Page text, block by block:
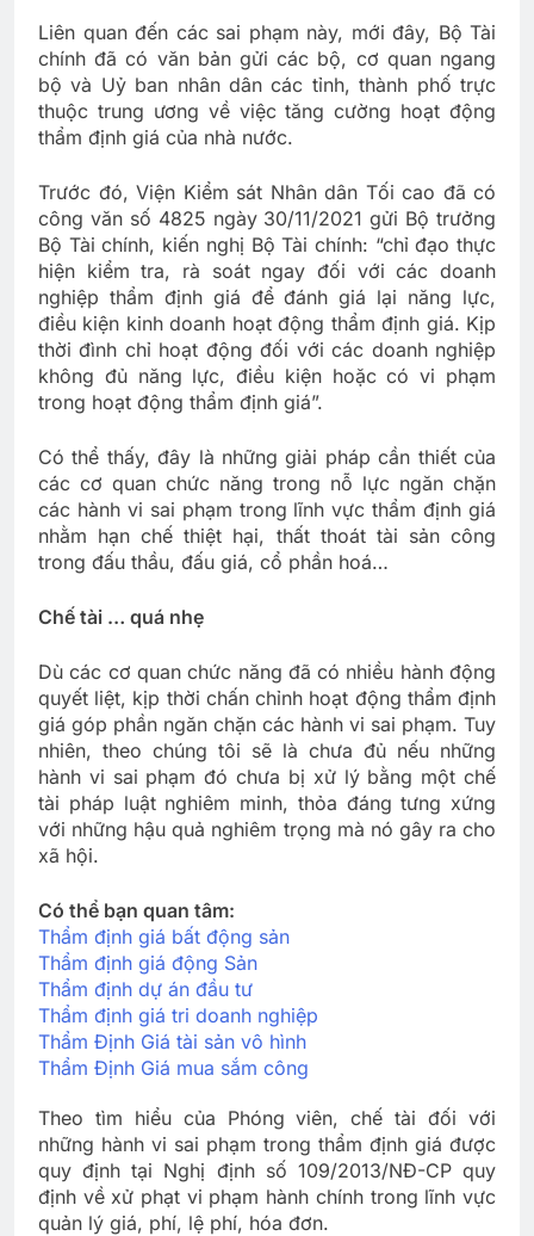
Liên quan đến các sai phạm này, mới đây, Bộ Tài
chính đã có văn bản gửi các bộ, cơ quan ngang
bộ và Uỷ ban nhân dân các tỉnh, thành phố trực
thuộc trung ương về việc tăng cường hoạt động
thẩm định giá của nhà nước.
Trước đó, Viện Kiểm sát Nhân dân Tối cao đã có
công văn số 4825 ngày 30/11/2021 gửi Bộ trưởng
Bộ Tài chính, kiến nghị Bộ Tài chính: “chỉ đạo thực
hiện kiểm tra, rà soát ngay đối với các doanh
nghiệp thẩm định giá để đánh giá lại năng lực,
điều kiện kinh doanh hoạt động thẩm định giá. Kịp
thời đình chỉ hoạt động đối với các doanh nghiệp
không đủ năng lực, điều kiện hoặc có vi phạm
trong hoạt động thẩm định giá”.
Có thể thấy, đây là những giải pháp cần thiết của
các cơ quan chức năng trong nỗ lực ngăn chặn
các hành vi sai phạm trong lĩnh vực thẩm định giá
nhằm hạn chế thiệt hại, thất thoát tài sản công
trong đấu thầu, đấu giá, cổ phần hoá…
Chế tài … quá nhẹ
Dù các cơ quan chức năng đã có nhiều hành động
quyết liệt, kịp thời chấn chỉnh hoạt động thẩm định
giá góp phần ngăn chặn các hành vi sai phạm. Tuy
nhiên, theo chúng tôi sẽ là chưa đủ nếu những
hành vi sai phạm đó chưa bị xử lý bằng một chế
tài pháp luật nghiêm minh, thỏa đáng tưng xứng
với những hậu quả nghiêm trọng mà nó gây ra cho
xã hội.
Có thể bạn quan tâm:
Thẩm định giá bất động sản
Thẩm định giá động Sản
Thẩm định dự án đầu tư
Thẩm định giá tri doanh nghiệp
Thẩm Định Giá tài sản vô hình
Thẩm Định Giá mua sắm công
Theo tìm hiểu của Phóng viên, chế tài đối với
những hành vi sai phạm trong thẩm định giá được
quy định tại Nghị định số 109/2013/NĐ-CP quy
định về xử phạt vi phạm hành chính trong lĩnh vực
quản lý giá, phí, lệ phí, hóa đơn.